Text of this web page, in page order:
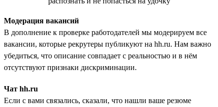
Модерация вакансий
В дополнение к проверке работодателей мы модерируем все
вакансии, которые рекрутеры публикуют на hh.ru. Нам важно
убедиться, что описание совпадает с реальностью и в нём
отсутствуют признаки дискриминации.
Чат hh.ru
Если с вами связались, сказали, что нашли ваше резюме